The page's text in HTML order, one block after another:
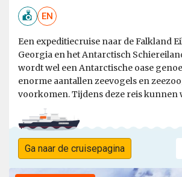
EN
Een expeditiecruise naar de Falkland
Georgia en het Antarctisch
wordt wel een Antarctische oase
enorme aantallen zeevogels en
voorkomen. Tijdens deze reis kunnen
Ga naar de cruisepagina